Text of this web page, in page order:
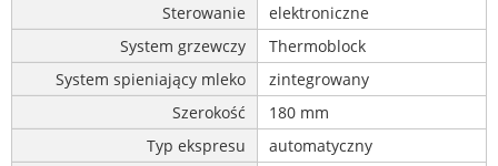
Sterowanie
elektroniczne
System grzewczy
Thermoblock
System spieniający mleko
zintegrowany
Szerokość
180 mm
Typ ekspresu
automatyczny